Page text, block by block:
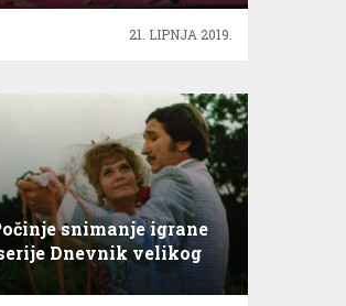
21. LIPNJA 2019.
snimanje igrane
Dnevnik velikog
Perice